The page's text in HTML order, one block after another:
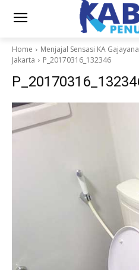
Home
Menjajal Sensasi KA
Jakarta
P_20170316_132346